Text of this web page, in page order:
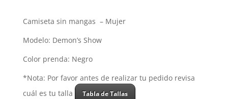
Camiseta sin mangas – Mujer
Modelo: Demon’s Show
Color prenda: Negro
*Nota: Por favor antes de realizar tu pedido revisa
cuál es tu talla
Tabla de Tallas